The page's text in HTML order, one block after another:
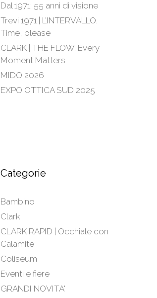
Dal 1971: 55 anni di visione
Trevi 1971 | L’INTERVALLO.
Time, please
CLARK | THE FLOW. Every
Moment Matters
MIDO 2026
EXPO OTTICA SUD 2025
Categorie
Bambino
Clark
CLARK RAPID | Occhiale con
Calamite
Coliseum
Eventi e fiere
GRANDI NOVITA'